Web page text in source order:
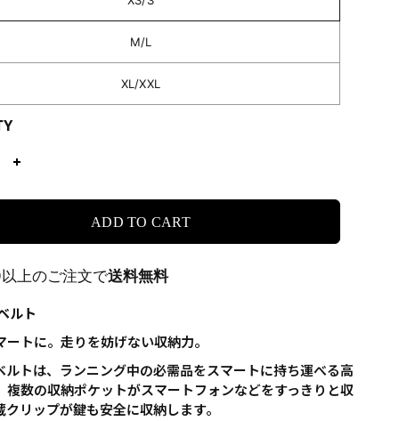
M/L
XL/XXL
ADD TO CART
上のご注文で送料無料
ルト
ートに。走りを妨げない収納力。
ルトは、ランニング中の必需品をスマートに持ち運べる高
複数の収納ポケットがスマートフォンなどをすっきりと収
リップが鍵も安全に収納します。